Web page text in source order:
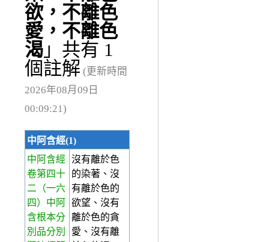
欲，不離色
愛，不離色
渴 」共有 1
個註解 (更新時間
2026年08月09日
00:09:21)
中阿含經(1)
中阿含經
卷第四十
二 （一六
四）中阿
含根本分
別品分別
沒有離於色
的染著、沒
有離於色的
欲望、沒有
離於色的貪
愛、沒有離